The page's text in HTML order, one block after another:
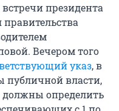
президента
правительства
Вечером того
указ, в
публичной власти,
определить